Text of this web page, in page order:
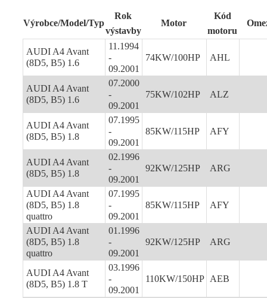
Výrobce/Model/Typ
Rok
výstavby
Motor
Kód
motoru
AUDI A4 Avant
(8D5, B5) 1.6
11.1994
-
09.2001
74KW/100HP AHL
AUDI A4 Avant
(8D5, B5) 1.6
07.2000
-
09.2001
75KW/102HP ALZ
AUDI A4 Avant
(8D5, B5) 1.8
07.1995
-
09.2001
85KW/115HP AFY
AUDI A4 Avant
(8D5, B5) 1.8
02.1996
-
09.2001
92KW/125HP ARG
AUDI A4 Avant
(8D5, B5) 1.8
quattro
07.1995
-
09.2001
85KW/115HP AFY
AUDI A4 Avant
(8D5, B5) 1.8
quattro
01.1996
-
09.2001
92KW/125HP ARG
AUDI A4 Avant
(8D5, B5) 1.8 T
03.1996
-
09.2001
110KW/150HP AEB